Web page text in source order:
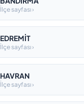
İlçe sayfası ›
EDREMİT
İlçe sayfası ›
HAVRAN
İlçe sayfası ›